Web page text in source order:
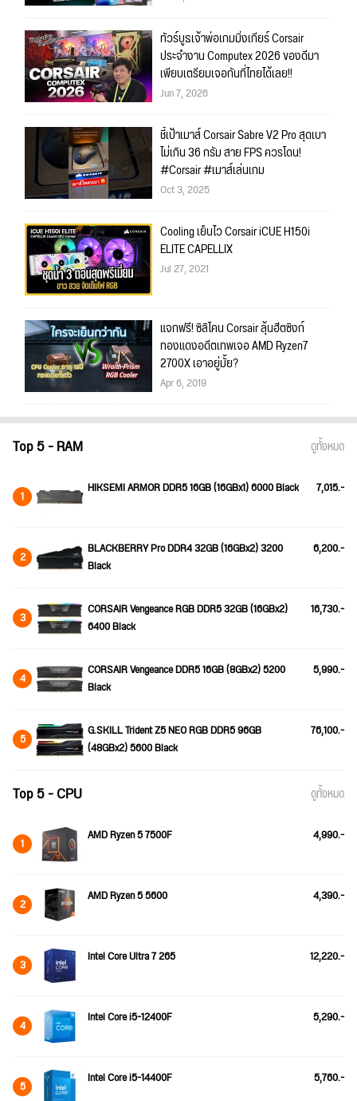
ทัวร์บูธเจ้าพ่อเกมมิ่งเกียร์ Corsair
ประจำงาน Computex 2026 ของดีมา
เพียบเตรียมเจอกันที่ไทยได้เลย!!
Jun 7, 2026
ชี้เป้าเมาส์ Corsair Sabre V2 Pro สุดเบา
ไม่เกิน 36 กรัม สาย FPS ควรโดน!
#Corsair #เมาส์เล่นเกม
Oct 3, 2025
Cooling เย็นไว Corsair iCUE H150i
ELITE CAPELLIX
Jul 27, 2021
แจกฟรี! ซิลิโคน Corsair ลุ้นฮีตซิงก์
ทองแดงอดีตเทพเจอ AMD Ryzen7
2700X เอาอยู่มั้ย?
Apr 6, 2019
Top 5 - RAM ดูทั้งหมด
1 HIKSEMI ARMOR DDR5 16GB (16GBx1) 6000 Black 7,015.-
2
BLACKBERRY Pro DDR4 32GB (16GBx2) 3200
Black
6,200.-
3
CORSAIR Vengeance RGB DDR5 32GB (16GBx2)
6400 Black
16,730.-
4
CORSAIR Vengeance DDR5 16GB (8GBx2) 5200
Black
5,990.-
5
G.SKILL Trident Z5 NEO RGB DDR5 96GB
(48GBx2) 5600 Black
76,100.-
Top 5 - CPU ดูทั้งหมด
1 AMD Ryzen 5 7500F 4,990.-
2 AMD Ryzen 5 5600 4,390.-
3 Intel Core Ultra 7 265 12,220.-
4 Intel Core i5-12400F 5,290.-
5 Intel Core i5-14400F 5,760.-